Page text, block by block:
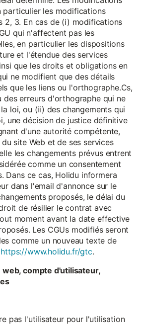
particulier les modifications
2, 3. En cas de (i) modifications
qui n'affectent pas les
en particulier les dispositions
et l'étendue des services
que les droits et obligations en
ne modifient que des détails
que les liens ou l'orthographe.Cs,
des erreurs d'orthographe qui ne
loi, ou (ii) des changements qui
une décision de justice définitive
d'une autorité compétente,
site Web et de ses services
les changements prévus entrent
comme un consentement
Dans ce cas, Holidu informera
dans l'email d'annonce sur le
proposés, le délai du
de résilier le contrat avec
moment avant la date effective
Les CGUs modifiés seront
comme un nouveau texte de
https://www.holidu.fr/gtc.
web, compte d'utilisateur,
pas l'utilisateur pour l'utilisation